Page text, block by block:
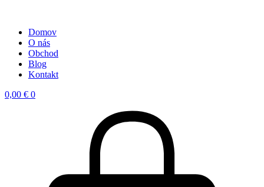
Domov
O nás
Obchod
Blog
Kontakt
0,00 € 0